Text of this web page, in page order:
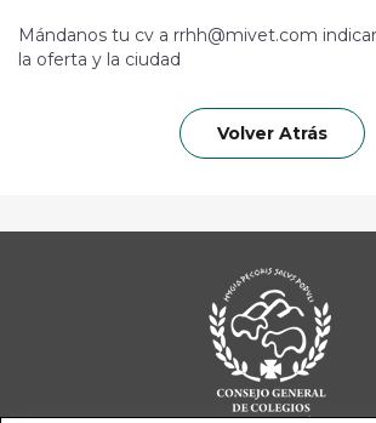
Mándanos tu cv a rrhh@mivet.com
la oferta y la ciudad
Volver Atrás